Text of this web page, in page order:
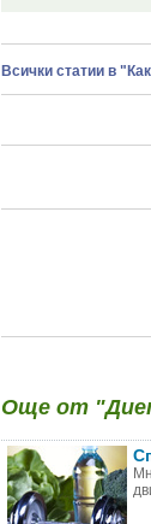
Всички статии в
Още от